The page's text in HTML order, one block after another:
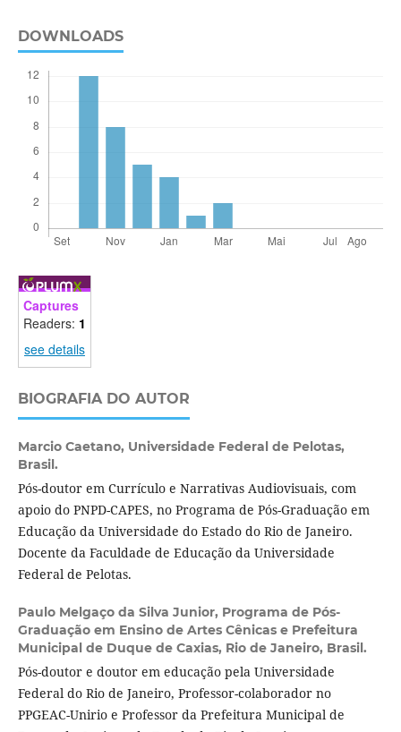
DOWNLOADS
Captures
Readers: 1
see details
BIOGRAFIA DO AUTOR
Marcio Caetano, Universidade Federal de Pelotas,
Brasil.
Pós-doutor em Currículo e Narrativas Audiovisuais, com
apoio do PNPD-CAPES, no Programa de Pós-Graduação em
Educação da Universidade do Estado do Rio de Janeiro.
Docente da Faculdade de Educação da Universidade
Federal de Pelotas.
Paulo Melgaço da Silva Junior, Programa de Pós-
Graduação em Ensino de Artes Cênicas e Prefeitura
Municipal de Duque de Caxias, Rio de Janeiro, Brasil.
Pós-doutor e doutor em educação pela Universidade
Federal do Rio de Janeiro, Professor-colaborador no
PPGEAC-Unirio e Professor da Prefeitura Municipal de